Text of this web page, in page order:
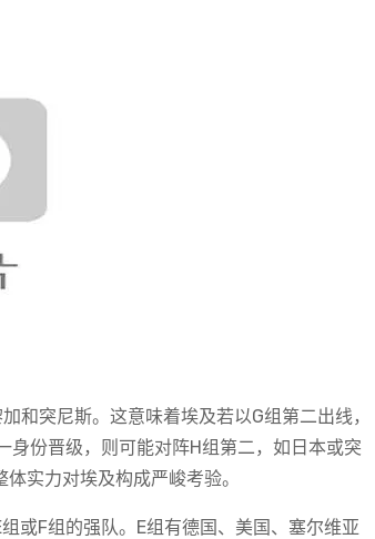
和突尼斯。这意味着埃及若以G组第二出线，
份晋级，则可能对阵H组第二，如日本或突
实力对埃及构成严峻考验。
或F组的强队。E组有德国、美国、塞尔维亚